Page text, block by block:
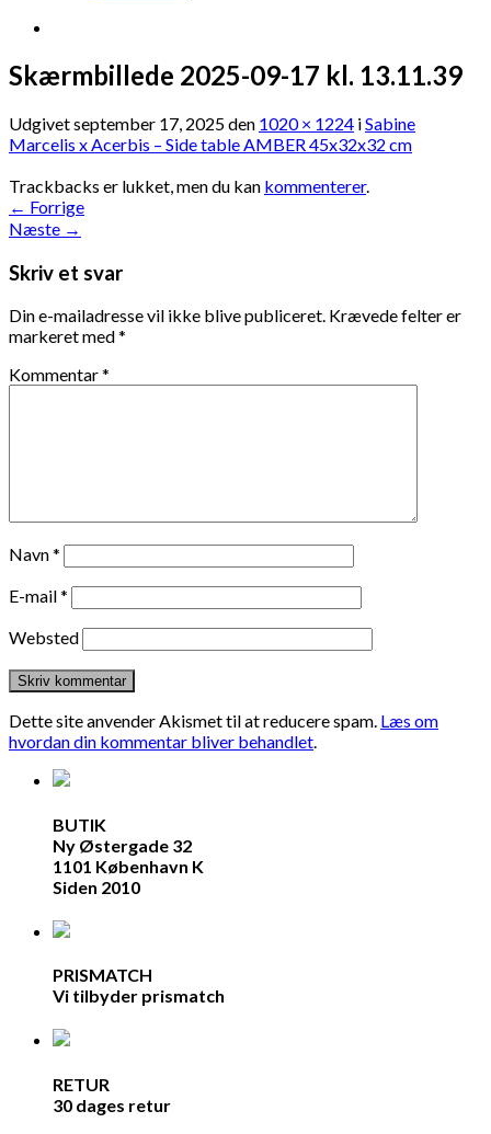
Skærmbillede 2025-09-17 kl. 13.11.39
Udgivetseptember 17, 2025den 1020 × 1224 iSabine
Marcelis x Acerbis – Side table AMBER 45x32x32 cm
Trackbacks er lukket, men du kan kommenterer.
← Forrige
Næste →
Skriv et svar
Din e-mailadresse vil ikke blive publiceret. Krævede felter er
markeret med*
Kommentar*
Navn*
E-mail*
Websted
Dette site anvender Akismet til at reducere spam. Læs om
hvordan din kommentar bliver behandlet.
BUTIK
Ny Østergade 32
1101 København K
Siden 2010
PRISMATCH
Vi tilbyder prismatch
RETUR
30 dages retur